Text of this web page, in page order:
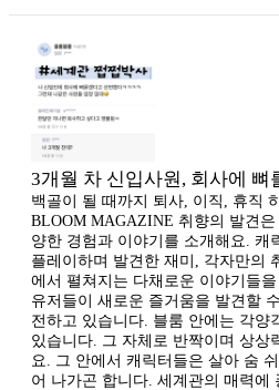
3개월 차 신입사원, 회사에 뼈
백골이 될 때까지 퇴사, 이직, 휴직
BLOOM MAGAZINE 취향의 발견
양한 경험과 이야기를 소개해요. 캐
플레이하며 발견한 재미, 각자만의
에서 펼쳐지는 다채로운 이야기들
유저들이 새로운 즐거움을 발견할
전하고 있습니다. 블룸 안에는 각양
있습니다. 그 자체로 반짝이며 상상
요. 그 안에서 캐릭터들은 살아 숨
어 나가곤 합니다. 세계관의 매력에